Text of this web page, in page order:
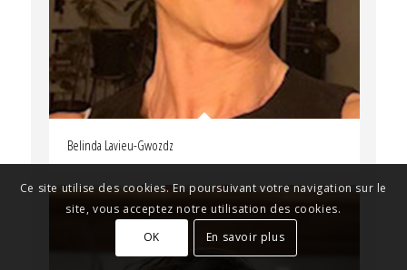
Belinda Lavieu-Gwozdz
Ce site utilise des cookies. En poursuivant votre navigation sur le
site, vous acceptez notre utilisation des cookies.
OK
En savoir plus